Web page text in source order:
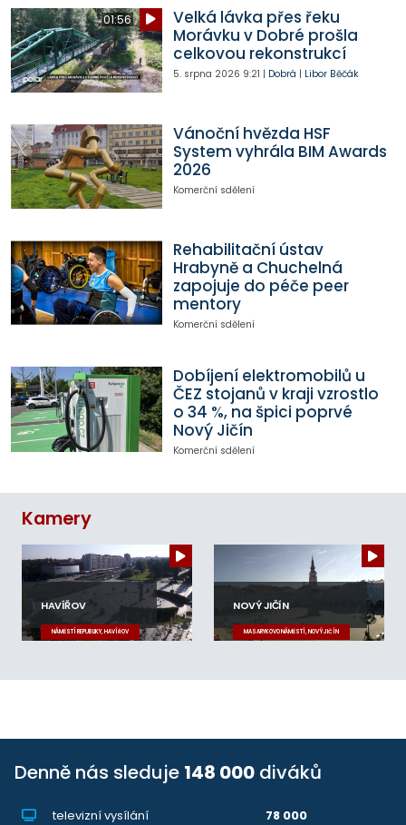
01:56
Velká lávka přes řeku
Morávku v Dobré prošla
celkovou rekonstrukcí
5. srpna 2026 9:21 | Dobrá | Libor Běčák
Vánoční hvězda HSF
System vyhrála BIM Awards
2026
Komerční sdělení
Rehabilitační ústav
Hrabyně a Chuchelná
zapojuje do péče peer
mentory
Komerční sdělení
Dobíjení elektromobilů u
ČEZ stojanů v kraji vzrostlo
o 34 %, na špici poprvé
Nový Jičín
Komerční sdělení
Kamery
HAVÍŘOV
NÁMĚSTÍ REPUBLIKY, HAVÍŘOV
NOVÝ JIČÍN
MASARYKOVO NÁMĚSTÍ, NOVÝ JIČÍN
Denně nás sleduje 148 000 diváků
televizní vysílání
78 000